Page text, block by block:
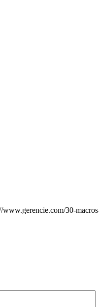
www.gerencie.com/30-